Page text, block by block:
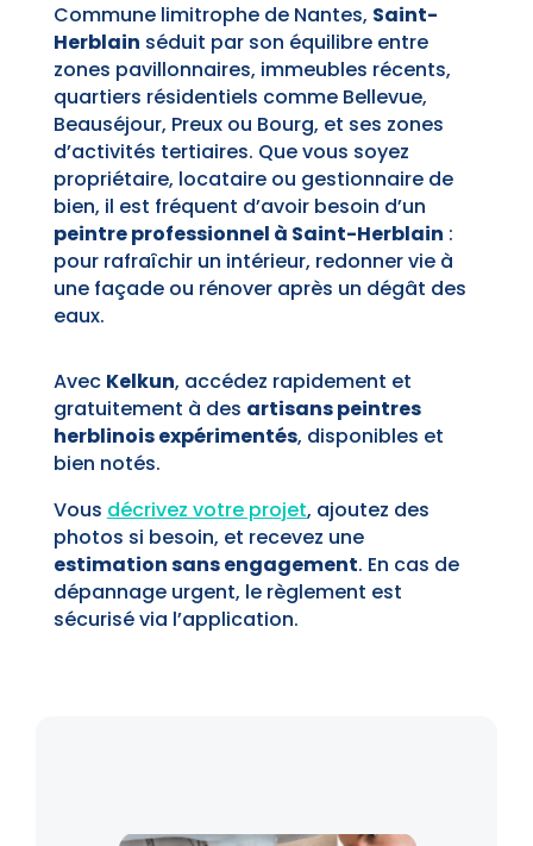
Commune limitrophe de Nantes, Saint-
Herblain séduit par son équilibre entre
zones pavillonnaires, immeubles récents,
quartiers résidentiels comme Bellevue,
Beauséjour, Preux ou Bourg, et ses zones
d’activités tertiaires. Que vous soyez
propriétaire, locataire ou gestionnaire de
bien, il est fréquent d’avoir besoin d’un
peintre professionnel à Saint-Herblain :
pour rafraîchir un intérieur, redonner vie à
une façade ou rénover après un dégât des
eaux.
Avec Kelkun, accédez rapidement et
gratuitement à des artisans peintres
herblinois expérimentés, disponibles et
bien notés.
Vous décrivez votre projet, ajoutez des
photos si besoin, et recevez une
estimation sans engagement. En cas de
dépannage urgent, le règlement est
sécurisé via l’application.